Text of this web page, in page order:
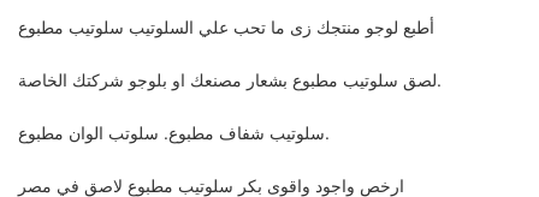
أطبع لوجو منتجك زى ما تحب علي السلوتيب سلوتيب مطبوع
لصق سلوتيب مطبوع بشعار مصنعك او بلوجو شركتك الخاصة.
سلوتيب شفاف مطبوع. سلوتب الوان مطبوع.
ارخص واجود واقوى بكر سلوتيب مطبوع لاصق في مصر